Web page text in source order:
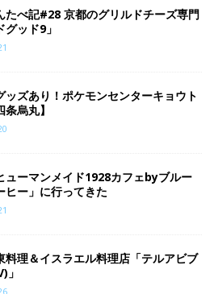
たべ記#28 京都のグリルドチーズ専門
ッド9」
ッズあり！ポケモンセンターキョウト
烏丸】
ューマンメイド1928カフェbyブルー
ヒー」に行ってきた
料理＆イスラエル料理店「テルアビブ
」